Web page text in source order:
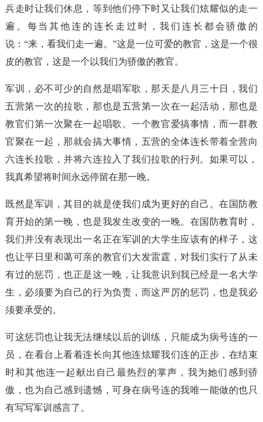
兵走时让我们休息，等到他们停下时又让我们炫耀似的走一
遍。每当其他连的连长走过时，我们连长都会骄傲的
说：“来，看我们走一遍。”这是一位可爱的教官，这是一个很
皮的教官，这是一个以我们为骄傲的教官。
军训，必不可少的自然是唱军歌，那天是八月三十日，我们
五营第一次的拉歌，那也是五营第一次在一起活动，那也是
教官们第一次聚在一起唱歌。一个教官爱搞事情，而一群教
官聚在一起，那就会搞大事情，五营的全体连长带着全营向
六连长拉歌，并将六连拉入了我们拉歌的行列。如果可以，
我真希望将时间永远停留在那一晚。
既然是军训，其目的就是使我们成为更好的自己。在国防教
育开始的第一晚，也是我发生改变的一晚。在国防教育时，
我们并没有表现出一名正在军训的大学生应该有的样子，这
也让平日里和蔼可亲的教官们大发雷霆，对我们实行了从未
有过的惩罚，也正是这一晚，让我意识到我已经是一名大学
生，必须要为自己的行为负责，而这严厉的惩罚，也是我必
须要承受的。
可这惩罚也让我无法继续以后的训练，只能成为病号连的一
员，在看台上看着连长向其他连炫耀我们连的正步，在结束
时和其他连一起献出自己最热烈的掌声，我为她们感到骄
傲，也为自己感到遗憾，可身在病号连的我唯一能做的也只
有写写军训感言了。